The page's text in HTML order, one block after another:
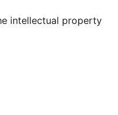
intellectual property